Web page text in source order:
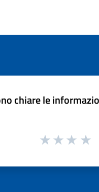
chiare le